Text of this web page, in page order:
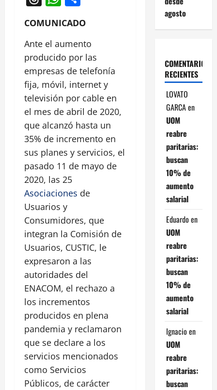
COMUNICADO
Ante el aumento
producido por las
empresas de telefonía
fija, móvil, internet y
televisión por cable en
el mes de abril de 2020,
que alcanzó hasta un
35% de incremento en
sus planes y servicios, el
pasado 11 de mayo de
2020, las 25
Asociaciones de
Usuarios y
Consumidores, que
integran la Comisión de
Usuarios, CUSTIC, le
expresaron a las
autoridades del
ENACOM, el rechazo a
los incrementos
producidos en plena
pandemia y reclamaron
que se declare a los
servicios mencionados
como Servicios
Públicos, de carácter
agosto
COMENTARIOS
RECIENTES
LOVATO
GARCAen
UOM
reabre
paritarias:
buscan
10% de
aumento
salarial
Eduardo en
UOM
reabre
paritarias:
buscan
10% de
aumento
salarial
Ignacio en
UOM
reabre
paritarias:
buscan